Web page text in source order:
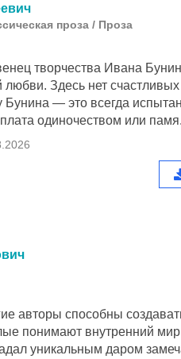
проза / Проза
творчества Ивана
Здесь нет
— это всегда
одиночеством или
авторы способны
понимают внутренний
уникальным даром